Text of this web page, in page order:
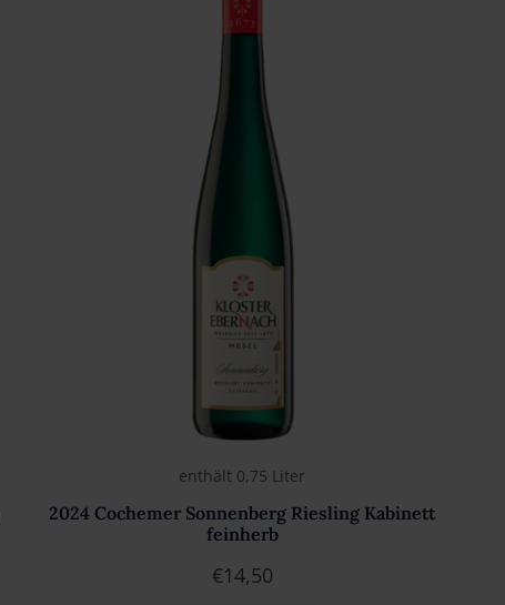
enthält 0,75 Liter
2024 Cochemer Sonnenberg Riesling Kabinett
feinherb
€14,50